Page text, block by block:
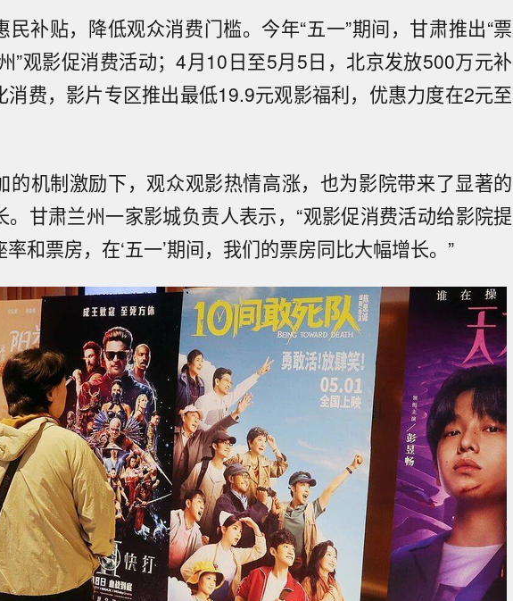
民补贴，降低观众消费门槛。今年“五一”期间，甘肃推出“票
”观影促消费活动；4月10日至5月5日，北京发放500万元补
消费，影片专区推出最低19.9元观影福利，优惠力度在2元至
的机制激励下，观众观影热情高涨，也为影院带来了显著的
。甘肃兰州一家影城负责人表示，“观影促消费活动给影院提
和票房，在‘五一’期间，我们的票房同比大幅增长。”